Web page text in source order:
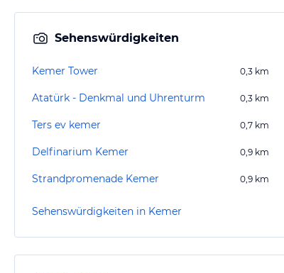
Sehenswürdigkeiten
Kemer Tower 0,3 km
Atatürk - Denkmal und Uhrenturm 0,3 km
Ters ev kemer 0,7 km
Delfinarium Kemer 0,9 km
Strandpromenade Kemer 0,9 km
Sehenswürdigkeiten in Kemer